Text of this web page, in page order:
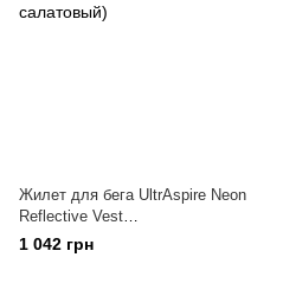
Жилет для бега UltrAspire Neon
Reflective Vest
светоотражающий (чёрно-
салатовый)
1 042 грн